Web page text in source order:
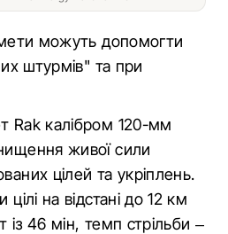
можуть допомогти
штурмів" та при
Rak калібром 120-мм
живої сили
цілей та укріплень.
на відстані до 12 км
46 мін, темп стрільби –